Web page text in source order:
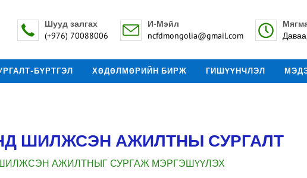
Шууд залгах
(+976) 70088006
И-Мэйл
ncfdmongolia@gmail.com
БҮРТГЭЛ ХӨДӨЛМӨРИЙН БИРЖ ГИШҮҮНЧЛЭЛ
ШИЛЖСЭН АЖИЛТНЫ СУРГАЛТ
АЖИЛТНЫГ СУРГАЖ МЭРГЭШҮҮЛЭХ